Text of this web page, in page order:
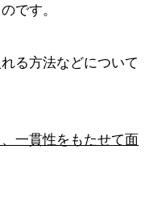
です。
る方法などについて
一貫性をもたせて面